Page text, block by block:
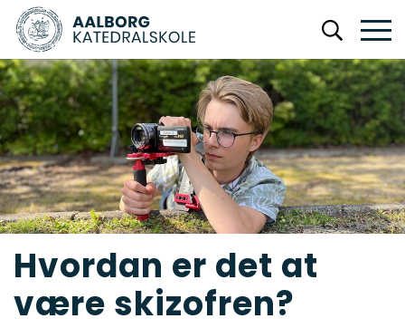
Hvordan er det at
være skizofren?